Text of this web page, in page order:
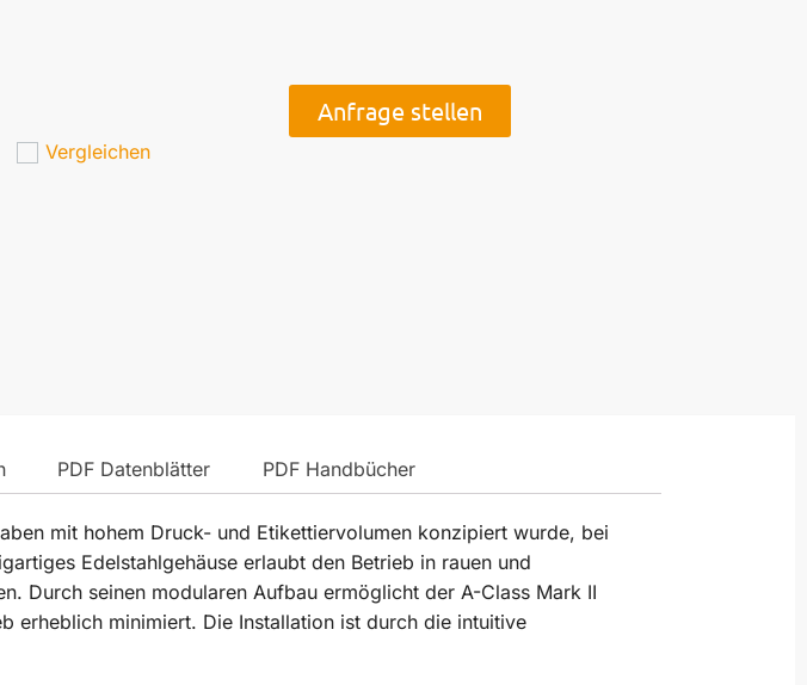
Anfrage stellen
Vergleichen
PDF Datenblätter PDF Handbücher
mit hohem Druck- und Etikettiervolumen konzipiert wurde, bei
Edelstahlgehäuse erlaubt den Betrieb in rauen und
Durch seinen modularen Aufbau ermöglicht der A-Class Mark II
erheblich minimiert. Die Installation ist durch die intuitive